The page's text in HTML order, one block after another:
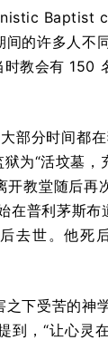
Baptist
的许多人
教会有 150
部分时间都
为“活坟墓
开教堂随后
普利茅斯布
去世。他死
下受苦的
到，“让心灵